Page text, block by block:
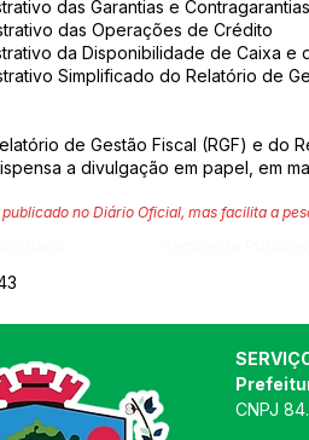
das Garantias e
das Operações de Crédito
da Disponibilidade de Caixa e
Simplificado do Relatório de
de Gestão Fiscal (RGF) e do
a divulgação em papel, em
no Diário Oficial, mas facilita a
CNPJ